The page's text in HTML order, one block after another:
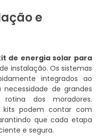
e
de energia solar para
instalação. Os sistemas
integrados ao
de grandes
dos moradores.
kits podem contar com
que cada etapa
e segura.